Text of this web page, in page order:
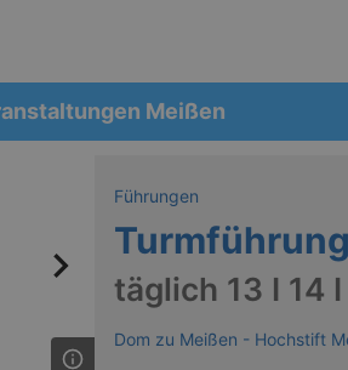
Meißen
Führungen
Turmführung
täglich 13 I 14
Dom zu Meißen - Hochstift